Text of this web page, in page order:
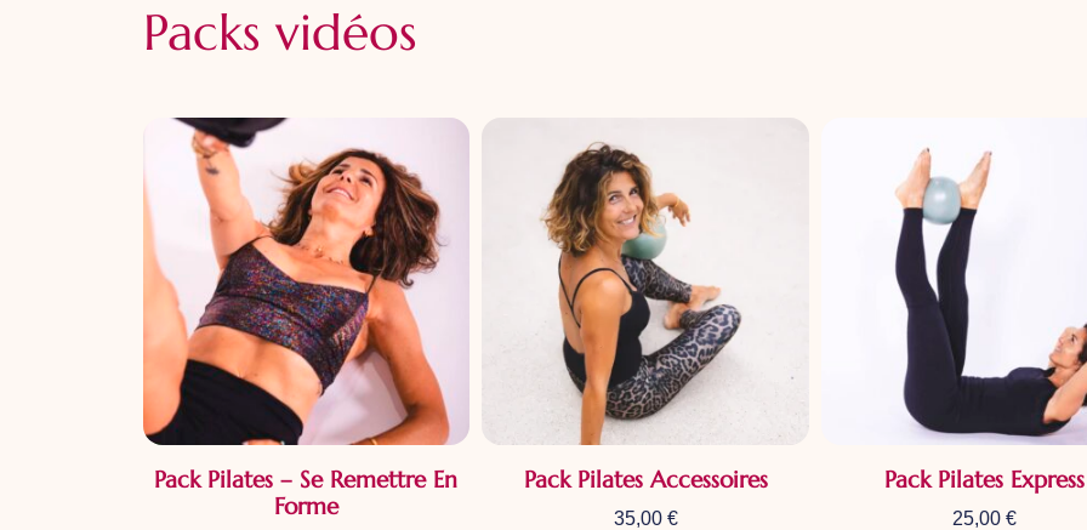
Packs vidéos
Pack Pilates – Se Remettre En
Forme
Pack Pilates Accessoires
35,00 €
Pack Pilates Express
25,00€